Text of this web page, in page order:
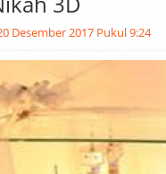
Desember 2017 Pukul 9:24